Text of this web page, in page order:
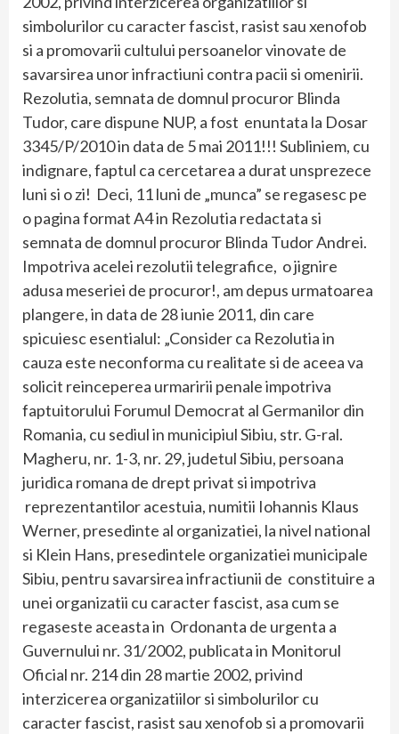
simbolurilor cu caracter fascist, rasist sau xenofob
si a promovarii cultului persoanelor vinovate de
savarsirea unor infractiuni contra pacii si omenirii.
Rezolutia, semnata de domnul procuror Blinda
Tudor, care dispune NUP, a fost enuntata la Dosar
3345/P/2010 in data de 5 mai 2011!!! Subliniem, cu
indignare, faptul ca cercetarea a durat unsprezece
luni si o zi! Deci, 11 luni de „munca” se regasesc pe
o pagina format A4 in Rezolutia redactata si
semnata de domnul procuror Blinda Tudor Andrei.
Impotriva acelei rezolutii telegrafice, o jignire
adusa meseriei de procuror!, am depus urmatoarea
plangere, in data de 28 iunie 2011, din care
spicuiesc esentialul: „Consider ca Rezolutia in
cauza este neconforma cu realitate si de aceea va
solicit reinceperea urmaririi penale impotriva
faptuitorului Forumul Democrat al Germanilor din
Romania, cu sediul in municipiul Sibiu, str. G-ral.
Magheru, nr. 1-3, nr. 29, judetul Sibiu, persoana
juridica romana de drept privat si impotriva
reprezentantilor acestuia, numitii Iohannis Klaus
Werner, presedinte al organizatiei, la nivel national
si Klein Hans, presedintele organizatiei municipale
Sibiu, pentru savarsirea infractiunii de constituire a
unei organizatii cu caracter fascist, asa cum se
regaseste aceasta in Ordonanta de urgenta a
Guvernului nr. 31/2002, publicata in Monitorul
Oficial nr. 214 din 28 martie 2002, privind
interzicerea organizatiilor si simbolurilor cu
caracter fascist, rasist sau xenofob si a promovarii